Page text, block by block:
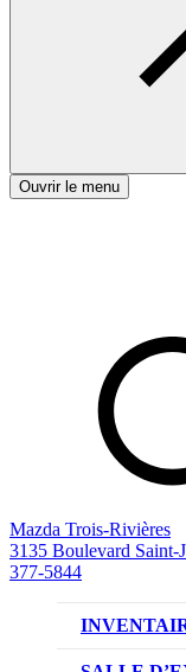
Ouvrir le menu
Mazda Trois-Rivières
3135 Boulevard
377-5844